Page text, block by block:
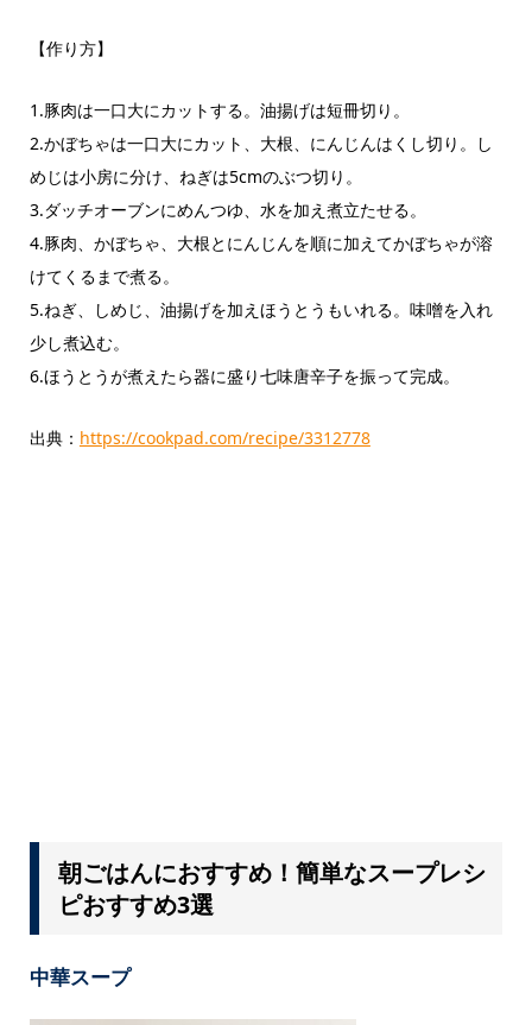
【作り方】
1.豚肉は一口大にカットする。油揚げは短冊切り。
2.かぼちゃは一口大にカット、大根、にんじんはくし切り。し
めじは小房に分け、ねぎは5cmのぶつ切り。
3.ダッチオーブンにめんつゆ、水を加え煮立たせる。
4.豚肉、かぼちゃ、大根とにんじんを順に加えてかぼちゃが溶
けてくるまで煮る。
5.ねぎ、しめじ、油揚げを加えほうとうもいれる。味噌を入れ
少し煮込む。
6.ほうとうが煮えたら器に盛り七味唐辛子を振って完成。
出典： https://cookpad.com/recipe/3312778
朝ごはんにおすすめ！簡単なスープレシ
ピおすすめ3選
中華スープ